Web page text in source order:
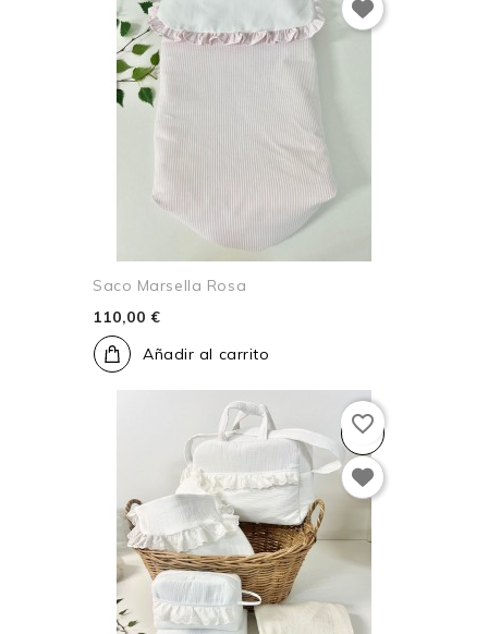
Saco Marsella Rosa
110,00 €
Añadir al carrito
favorite_border